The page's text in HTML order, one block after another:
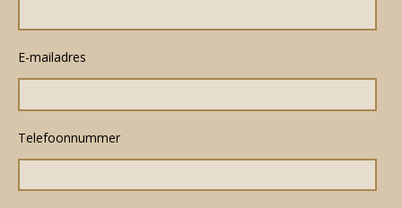
E-mailadres
Telefoonnummer